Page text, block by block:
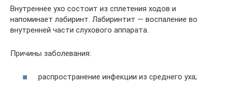
Внутреннее ухо состоит из сплетения ходов и
напоминает лабиринт. Лабиринтит — воспаление во
внутренней части слухового аппарата.
Причины заболевания:
распространение инфекции из среднего уха;